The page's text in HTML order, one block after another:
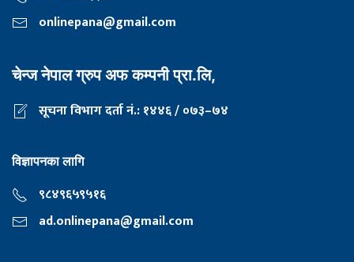
onlinepana@gmail.com
चेन्ज नेपाल ग्रुप अफ कम्पनी प्रा.लि,
सूचना विभाग दर्ता नं.: १४४६ / ०७३–७४
विज्ञापनका लागि
९८४९६५९५१६
ad.onlinepana@gmail.com